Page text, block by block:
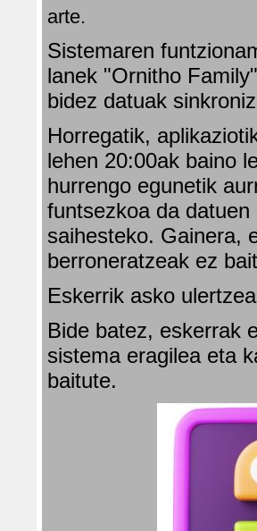
arte.
Sistemaren
lanek "Ornitho
bidez datuak
Horregatik,
lehen 20:00ak baino
hurrengo egunetik
funtsezkoa da
saihesteko. Gainera,
berroneratzeak ez
Eskerrik asko
Bide batez, eskerrak
sistema eragilea eta
baitute.